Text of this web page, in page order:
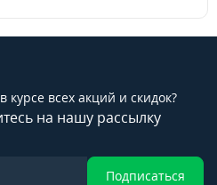
курсе всех акций и скидок?
на нашу рассылку
Подписаться